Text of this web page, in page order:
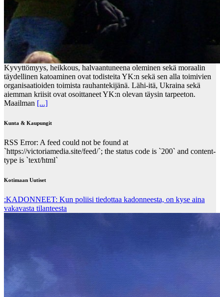
Kyvyttömyys, heikkous, halvaantuneena oleminen sekä moraalin
täydellinen katoaminen ovat todisteita YK:n sekä sen alla toimivien
organisaatioiden toimista rauhantekijänä. Lähi-itä, Ukraina sekä
aiemman kriisit ovat osoittaneet YK:n olevan täysin tarpeeton.
Maailman [...]
Kunta & Kaupungit
RSS Error: A feed could not be found at
`https://victoriamedia.site/feed/`; the status code is `200` and content-
type is `text/html`
Kotimaan Uutiset
:KADONNEET: Kun poliisi tiedottaa kadonneesta, on kyse aina
vakavasta tilanteesta